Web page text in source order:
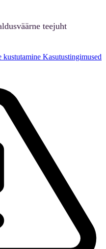
teejuht
kustutamine Kasutustingimused